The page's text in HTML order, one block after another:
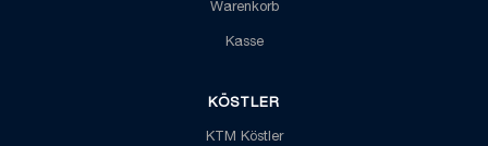
Warenkorb
Kasse
KÖSTLER
KTM Köstler